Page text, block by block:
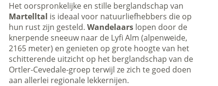
Het oorspronkelijke en stille berglandschap van
Martelltal is ideaal voor natuurliefhebbers die op
hun rust zijn gesteld. Wandelaars lopen door de
knerpende sneeuw naar de Lyfi Alm (alpenweide,
2165 meter) en genieten op grote hoogte van het
schitterende uitzicht op het berglandschap van de
Ortler-Cevedale-groep terwijl ze zich te goed doen
aan allerlei regionale lekkernijen.